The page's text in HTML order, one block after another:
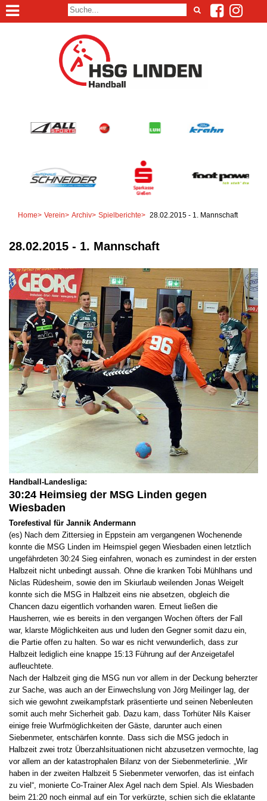
Home> Verein> Archiv> Spielberichte> 28.02.2015 - 1. Mannschaft
28.02.2015 - 1. Mannschaft
Handball-Landesliga:
30:24 Heimsieg der MSG Linden gegen
Wiesbaden
Torefestival für Jannik Andermann
(es) Nach dem Zittersieg in Eppstein am vergangenen Wochenende
konnte die MSG Linden im Heimspiel gegen Wiesbaden einen letztlich
ungefährdeten 30:24 Sieg einfahren, wonach es zumindest in der ersten
Halbzeit nicht unbedingt aussah. Ohne die kranken Tobi Mühlhans und
Niclas Rüdesheim, sowie den im Skiurlaub weilenden Jonas Weigelt
konnte sich die MSG in Halbzeit eins nie absetzen, obgleich die
Chancen dazu eigentlich vorhanden waren. Erneut ließen die
Hausherren, wie es bereits in den vergangen Wochen öfters der Fall
war, klarste Möglichkeiten aus und luden den Gegner somit dazu ein,
die Partie offen zu halten. So war es nicht verwunderlich, dass zur
Halbzeit lediglich eine knappe 15:13 Führung auf der Anzeigetafel
aufleuchtete.
Nach der Halbzeit ging die MSG nun vor allem in der Deckung beherzter
zur Sache, was auch an der Einwechslung von Jörg Meilinger lag, der
sich wie gewohnt zweikampfstark präsentierte und seinen Nebenleuten
somit auch mehr Sicherheit gab. Dazu kam, dass Torhüter Nils Kaiser
einige freie Wurfmöglichkeiten der Gäste, darunter auch einen
Siebenmeter, entschärfen konnte. Dass sich die MSG jedoch in
Halbzeit zwei trotz Überzahlsituationen nicht abzusetzen vermochte, lag
vor allem an der katastrophalen Bilanz von der Siebenmeterlinie. „Wir
haben in der zweiten Halbzeit 5 Siebenmeter verworfen, das ist einfach
zu viel“, monierte Co-Trainer Alex Agel nach dem Spiel. Als Wiesbaden
beim 21:20 noch einmal auf ein Tor verkürzte, schien sich die eklatante